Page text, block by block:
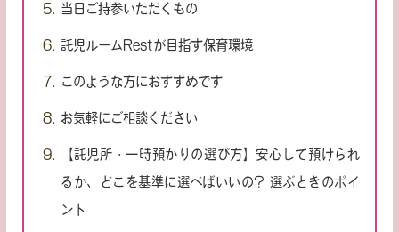
当日ご持参いただくもの
託児ルームRestが目指す保育環境
このような方におすすめです
お気軽にご相談ください
【託児所・一時預かりの選び方】安心して預けられ
るか、どこを基準に選べばいいの? 選ぶときのポイ
ント